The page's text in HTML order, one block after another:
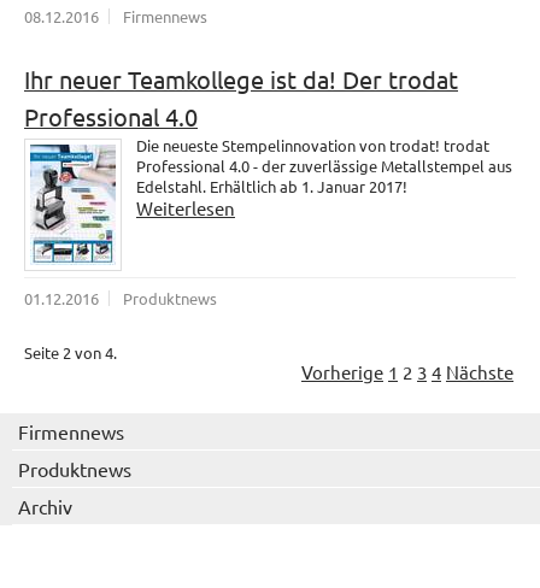
08.12.2016 Firmennews
Ihr neuer Teamkollege ist da! Der trodat
Professional 4.0
Die neueste Stempelinnovation von trodat! trodat
Professional 4.0 - der zuverlässige Metallstempel aus
Edelstahl. Erhältlich ab 1. Januar 2017!
Weiterlesen
01.12.2016 Produktnews
Seite 2 von 4.
Vorherige 1 2 3 4 Nächste
Firmennews
Produktnews
Archiv